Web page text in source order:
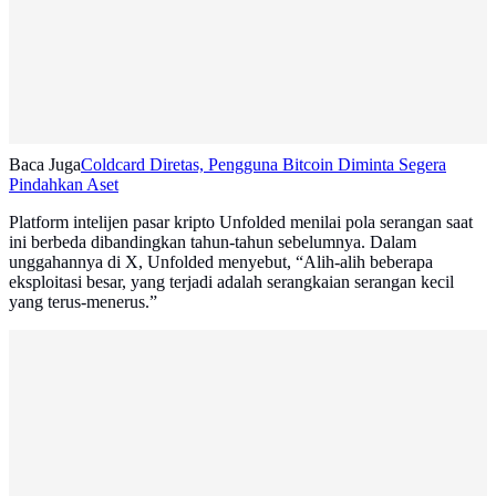
Baca JugaColdcard Diretas, Pengguna Bitcoin Diminta Segera
Pindahkan Aset
Platform intelijen pasar kripto Unfolded menilai pola serangan saat
ini berbeda dibandingkan tahun-tahun sebelumnya. Dalam
unggahannya di X, Unfolded menyebut, “Alih-alih beberapa
eksploitasi besar, yang terjadi adalah serangkaian serangan kecil
yang terus-menerus.”